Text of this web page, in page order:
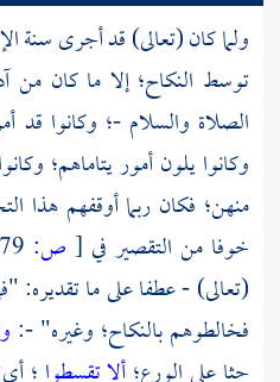
ولما كان (تعالى) قد أجرى سنة
توسط النكاح؛ إلا ما كان من
الصلاة والسلام -؛ وكانوا قد
وكانوا يلون أمور يتاماهم؛
منهن؛ فكان ربما أوقفهم هذا
خوفا من التقصير في [ ص:
(تعالى) - عطفا على ما تقديره:
فخالطوهم بالنكاح؛ وغيره" -: